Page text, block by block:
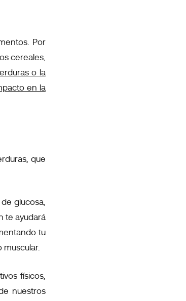
Por
cereales,
o la
en la
que
glucosa,
te ayudará
tu
muscular.
físicos,
nuestros